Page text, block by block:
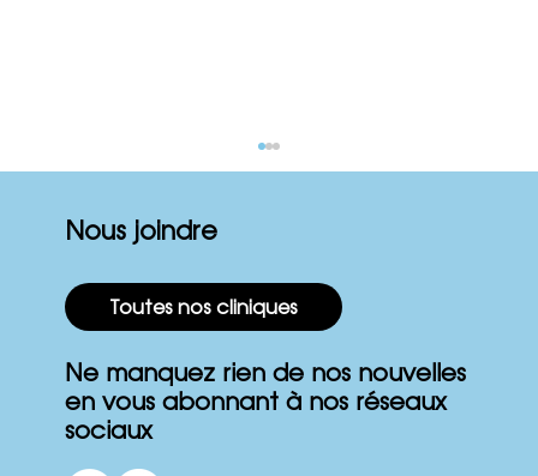
Appareil Aerobika
Nous joindre
Toutes nos cliniques
Ne manquez rien de nos nouvelles
en vous abonnant à nos réseaux
sociaux